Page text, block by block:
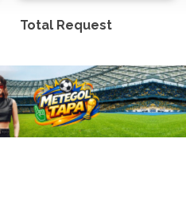
Total Request